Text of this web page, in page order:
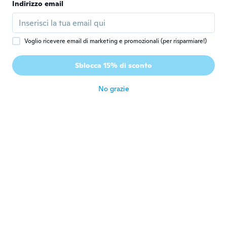
V Vered
Iscrizione dal 2019 91
circa 4 anni fa
Pavel
Iscrizione dal 2019 · 148 recensioni
Indirizzo email
Voglio ricevere email di marketing e promozionali (per risparmiare!)
Sblocca 15% di sconto
No grazie